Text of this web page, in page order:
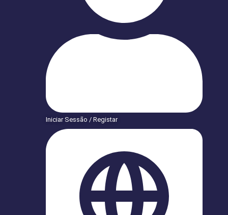
Iniciar Sessão / Registar